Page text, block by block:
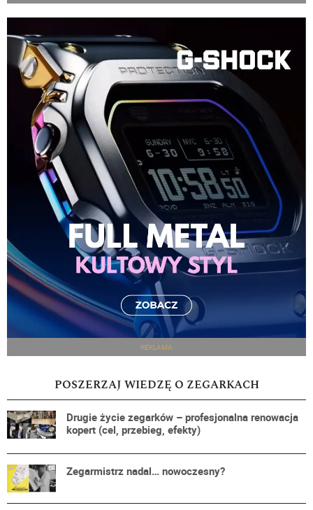
REKLAMA
POSZERZAJ WIEDZĘ O ZEGARKACH
Drugie życie zegarków – profesjonalna renowacja
kopert (cel, przebieg, efekty)
Zegarmistrz nadal… nowoczesny?